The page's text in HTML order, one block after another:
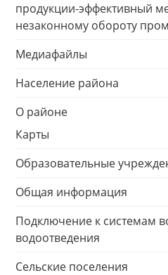
продукции-эффективный
незаконному обороту
Медиафайлы
Население района
О районе
Карты
Образовательные
Общая информация
Подключение к системам
водоотведения
Сельские поселения